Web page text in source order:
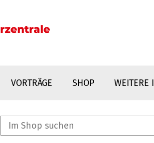
VORTRÄGE SHOP WEITERE